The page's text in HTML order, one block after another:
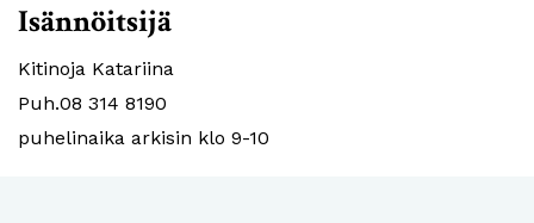
Isännöitsijä
Kitinoja Katariina
Puh.08 314 8190
puhelinaika arkisin klo 9-10